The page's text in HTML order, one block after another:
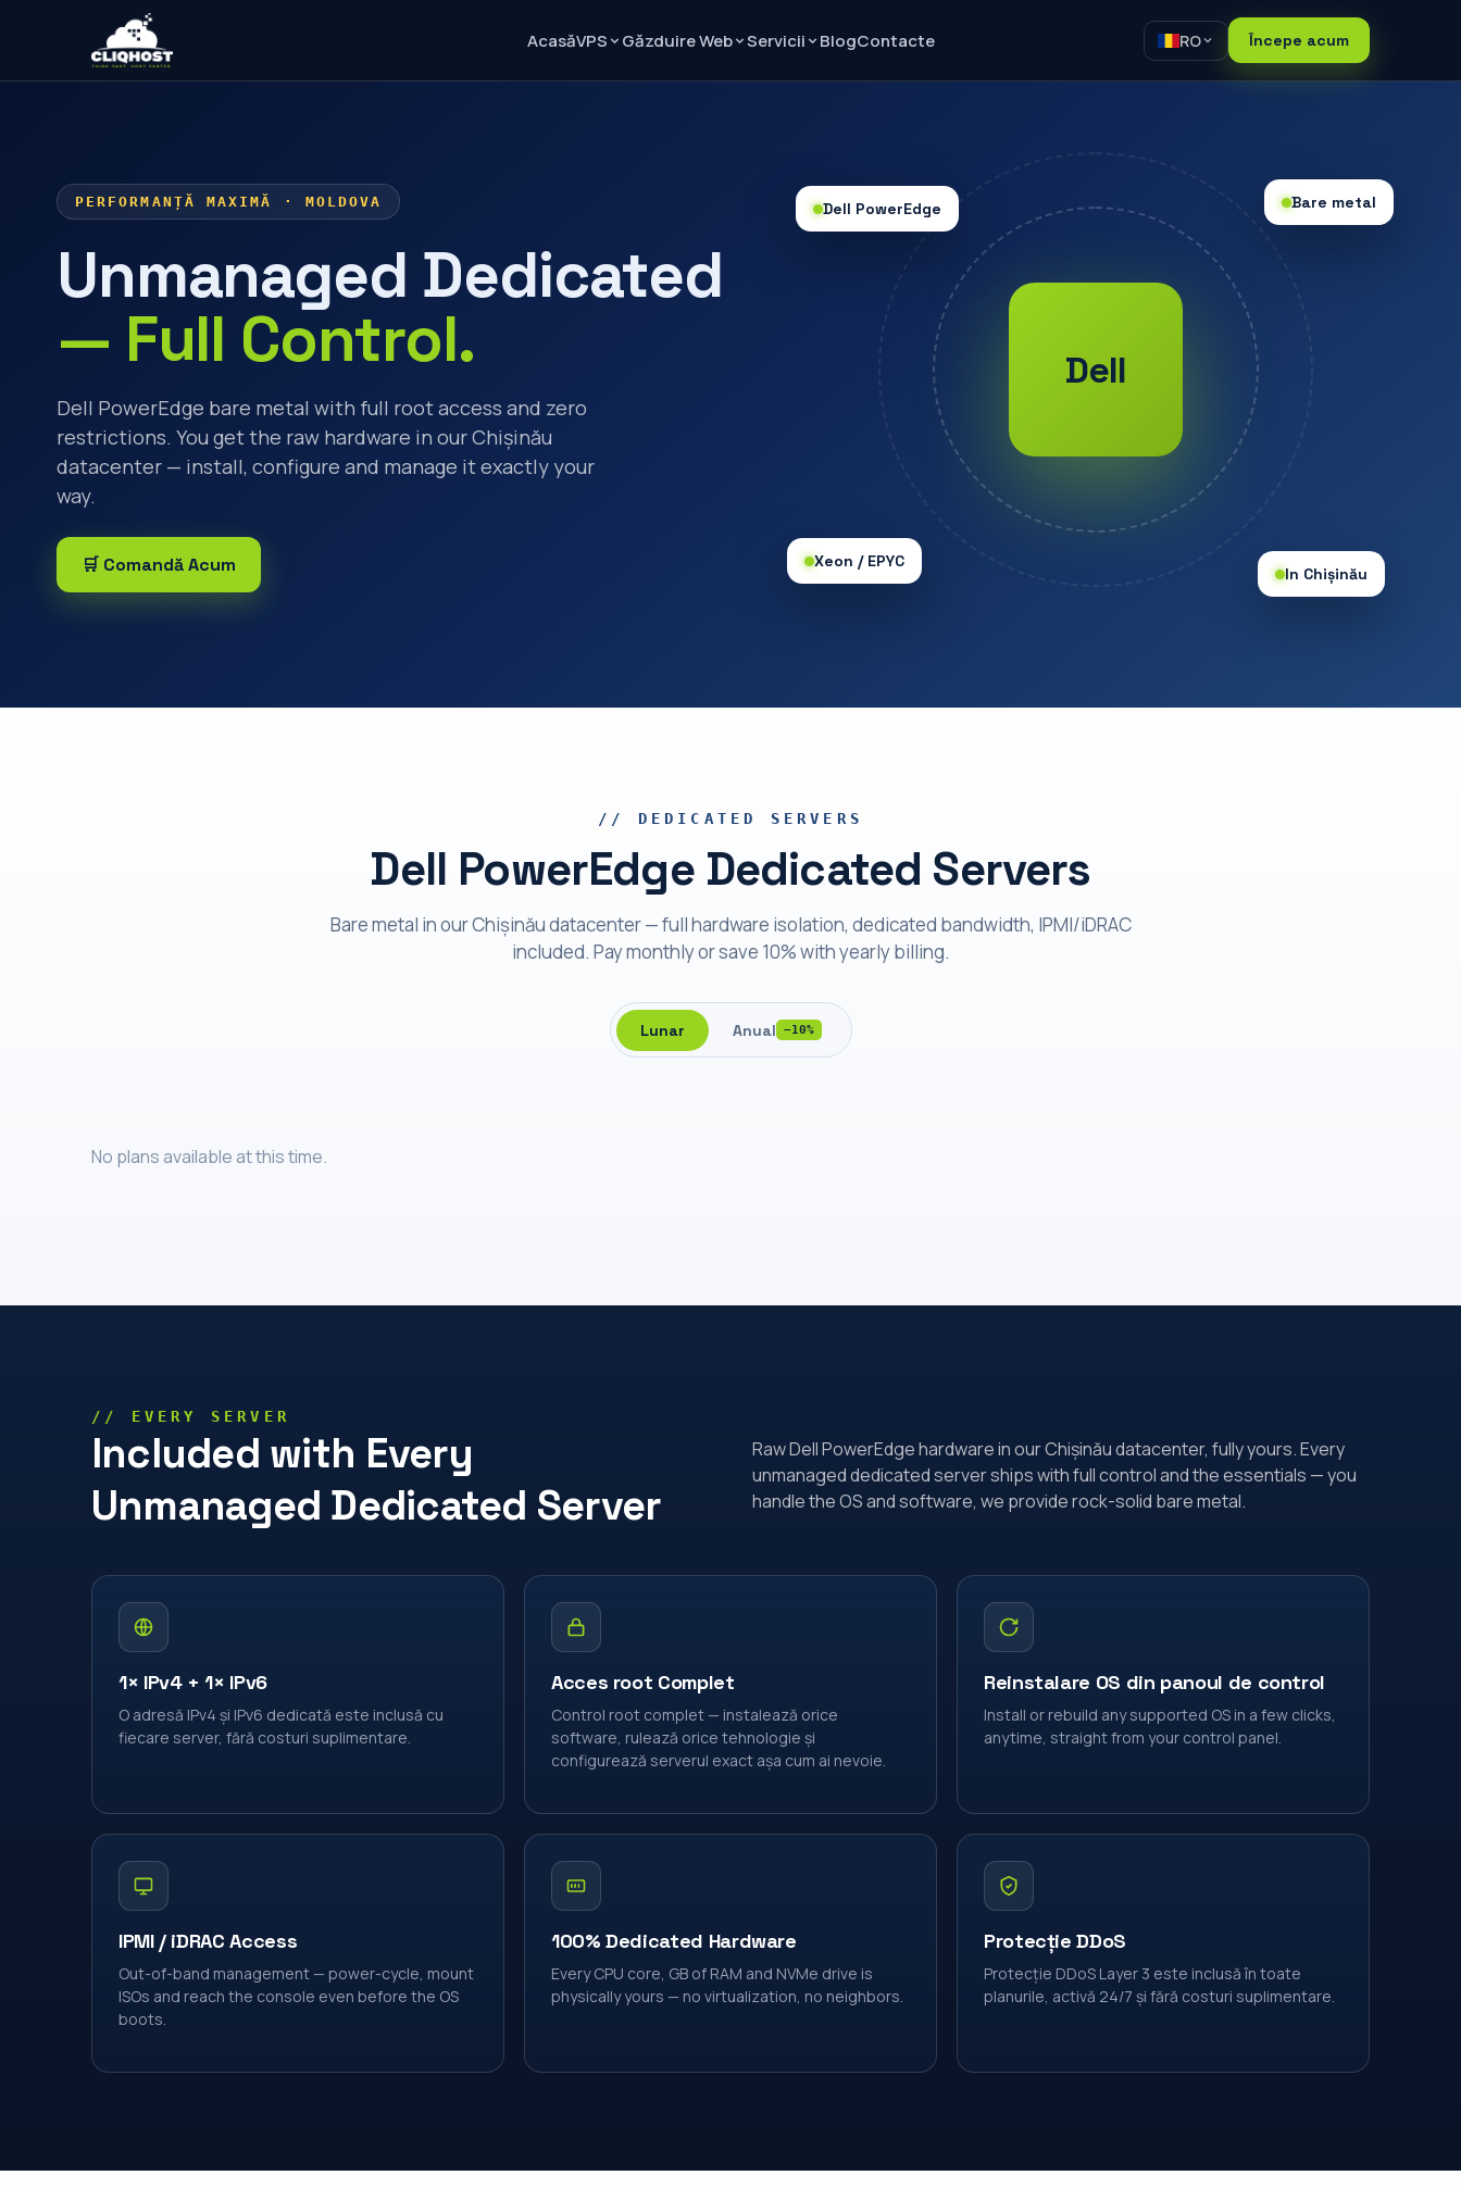
AcasăVPS Găzduire Web Servicii BlogContacte RO Începe acum
PERFORMANȚĂ MAXIMĂ · MOLDOVA
Unmanaged Dedicated
— Full Control.
Dell PowerEdge bare metal with full root access and zero
restrictions. You get the raw hardware in our Chișinău
datacenter — install, configure and manage it exactly your
way.
🛒 Comandă Acum
Dell
Dell PowerEdge Bare metal
Xeon / EPYC
In Chișinău
// DEDICATED SERVERS
Dell PowerEdge Dedicated Servers
Bare metal in our Chișinău datacenter — full hardware isolation, dedicated bandwidth, IPMI/iDRAC
included. Pay monthly or save 10% with yearly billing.
Lunar Anual −10%
No plans available at this time.
// EVERY SERVER
Included with Every
Unmanaged Dedicated Server
Raw Dell PowerEdge hardware in our Chișinău datacenter, fully yours. Every
unmanaged dedicated server ships with full control and the essentials — you
handle the OS and software, we provide rock-solid bare metal.
1× IPv4 + 1× IPv6
O adresă IPv4 și IPv6 dedicată este inclusă cu
fiecare server, fără costuri suplimentare.
Acces root Complet
Control root complet — instalează orice
software, rulează orice tehnologie și
configurează serverul exact așa cum ai nevoie.
Reinstalare OS din panoul de control
Install or rebuild any supported OS in a few clicks,
anytime, straight from your control panel.
IPMI / iDRAC Access
Out-of-band management — power-cycle, mount
ISOs and reach the console even before the OS
boots.
100% Dedicated Hardware
Every CPU core, GB of RAM and NVMe drive is
physically yours — no virtualization, no neighbors.
Protecție DDoS
Protecție DDoS Layer 3 este inclusă în toate
planurile, activă 24/7 și fără costuri suplimentare.